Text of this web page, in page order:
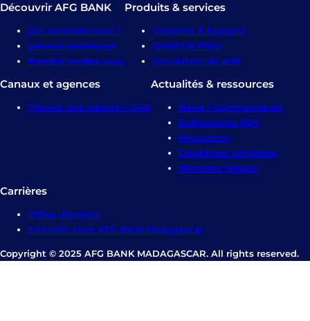
Découvrir AFG BANK
Qui sommes-nous ?
Devenir partenaire
Prendre rendez-vous
Produits & services
Comptes & Épargne
Crédits & Prêts
Simulateur de prêt
Canaux et agences
Trouver une agence / GAB
Actualités & ressources
News / Communiqués
Publications PDF
Newsletter
Conditions générales
Mentions légales
Carrières
Offres d’emploi
Travailler chez AFG Bank Madagascar
Copyright © 2025 AFG BANK MADAGASCAR. All rights reserved.